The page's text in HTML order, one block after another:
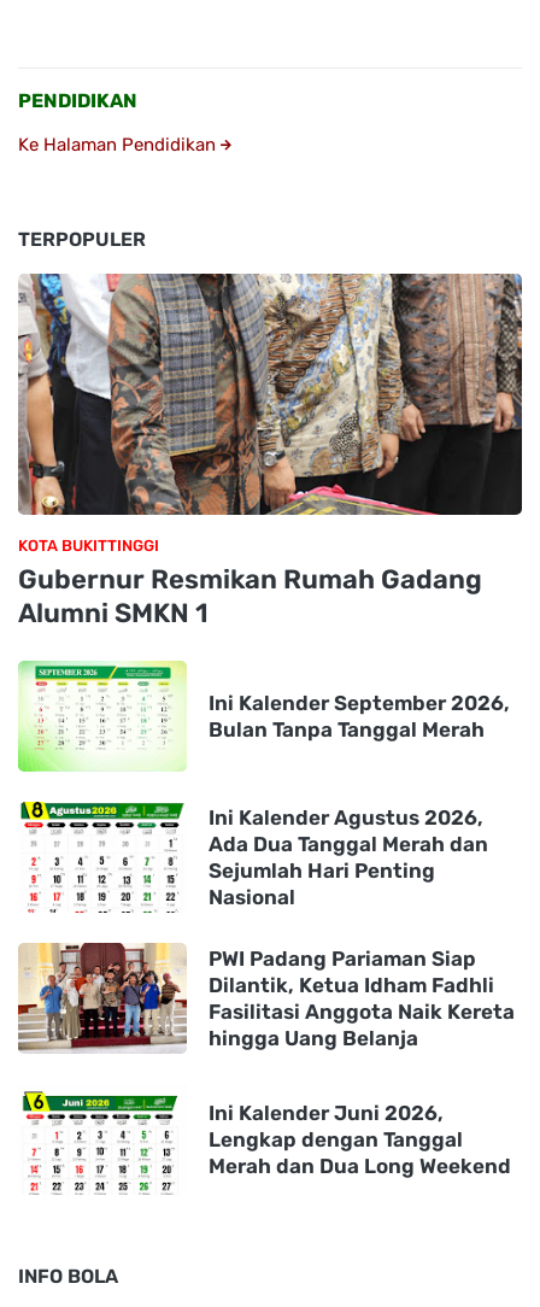
PENDIDIKAN
Ke Halaman Pendidikan
TERPOPULER
KOTA BUKITTINGGI
Gubernur Resmikan Rumah Gadang
Alumni SMKN 1
Ini Kalender September 2026,
Bulan Tanpa Tanggal Merah
Ini Kalender Agustus 2026,
Ada Dua Tanggal Merah dan
Sejumlah Hari Penting
Nasional
PWI Padang Pariaman Siap
Dilantik, Ketua Idham Fadhli
Fasilitasi Anggota Naik Kereta
hingga Uang Belanja
Ini Kalender Juni 2026,
Lengkap dengan Tanggal
Merah dan Dua Long Weekend
INFO BOLA